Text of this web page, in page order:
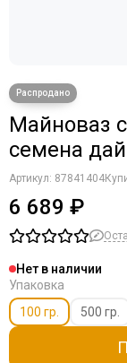
Майноваз
семена
Артикул: 87841404
6 689 ₽
Нет в наличии
Упаковка
100 гр.
500 гр.